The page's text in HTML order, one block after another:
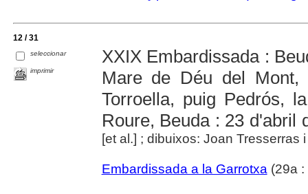
12 / 31
seleccionar
imprimir
XXIX Embardissada :
Mare de Déu del Mont,
Torroella, puig Pedrós,
Roure, Beuda : 23 d'abril
[et al.] ; dibuixos: Joan Tresserras
Embardissada a la Garrotxa(29a :